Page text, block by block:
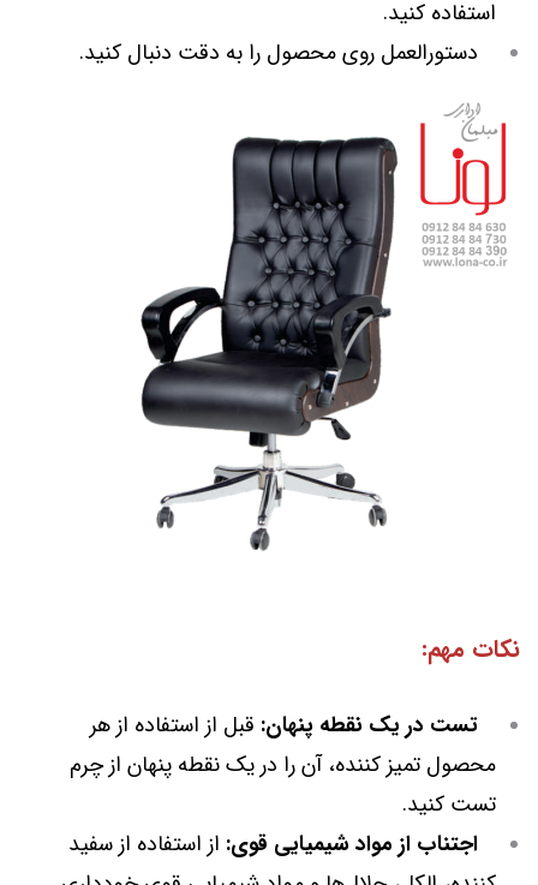
استفاده کنید.
دستورالعمل روی محصول را به دقت دنبال کنید.
نکات مهم:
تست در یک نقطه پنهان: قبل از استفاده از هر
محصول تمیز کننده، آن را در یک نقطه پنهان از چرم
تست کنید.
اجتناب از مواد شیمیایی قوی: از استفاده از سفید